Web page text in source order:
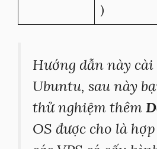
)
Hướng dẫn này
Ubuntu, sau này
thử nghiệm thêm
OS được cho là